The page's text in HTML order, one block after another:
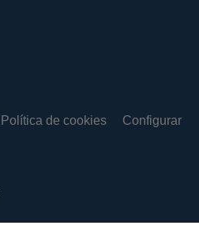
Política de cookies Configurar